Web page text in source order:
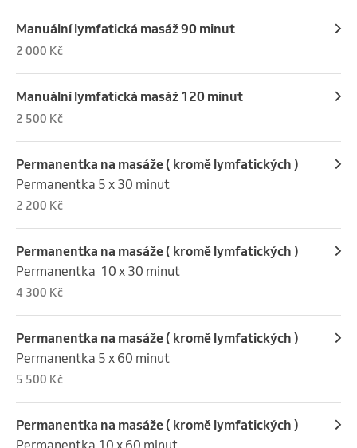
Manuální lymfatická masáž 90 minut
2 000 Kč
Manuální lymfatická masáž 120 minut
2 500 Kč
Permanentka na masáže ( kromě lymfatických )
Permanentka 5 x 30 minut
2 200 Kč
Permanentka na masáže ( kromě lymfatických )
Permanentka  10 x 30 minut
4 300 Kč
Permanentka na masáže ( kromě lymfatických )
Permanentka 5 x 60 minut
5 500 Kč
Permanentka na masáže ( kromě lymfatických )
Permanentka 10 x 60 minut